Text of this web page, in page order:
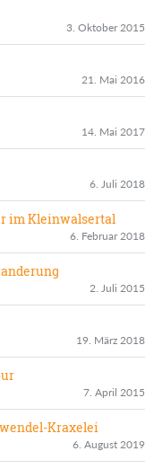
3. Oktober 2015
21. Mai 2016
14. Mai 2017
6. Juli 2018
im Kleinwalsertal
6. Februar 2018
2. Juli 2015
19. März 2018
7. April 2015
Kraxelei
6. August 2019